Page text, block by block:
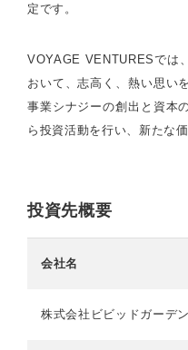
定です。
VOYAGE VENTURESでは
おいて、志高く、熱い思い
事業シナジーの創出と資本
ら投資活動を行い、新たな
投資先概要
会社名
株式会社ビビッドガーデン